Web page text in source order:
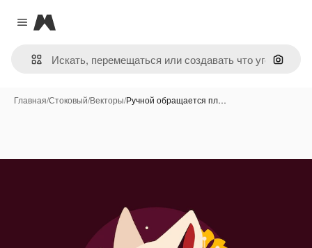
Close menu
Magnific
Поиск
Главная/Стоковый/Векторы/Ручной обращается пл…